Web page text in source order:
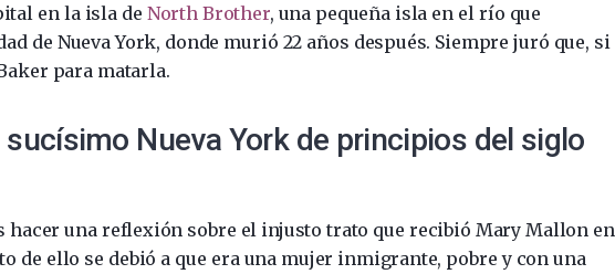
en la isla de North Brother, una pequeña isla en el río que
de Nueva York, donde murió 22 años después. Siempre juró que, si
para matarla.
Nueva York de principios del siglo
hacer una reflexión sobre el injusto trato que recibió Mary Mallon en
de ello se debió a que era una mujer inmigrante, pobre y con una